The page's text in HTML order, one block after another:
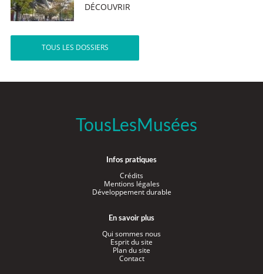
DÉCOUVRIR
TOUS LES DOSSIERS
TousLesMusées
Infos pratiques
Crédits
Mentions légales
Développement durable
En savoir plus
Qui sommes nous
Esprit du site
Plan du site
Contact